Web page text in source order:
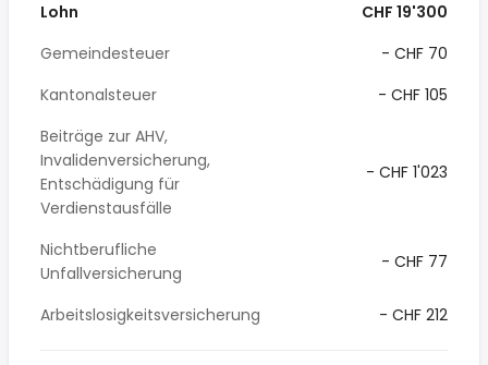
Lohn
CHF 19'300
Gemeindesteuer
- CHF 70
Kantonalsteuer
- CHF 105
Beiträge zur AHV,
Invalidenversicherung,
Entschädigung für
Verdienstausfälle
- CHF 1'023
Nichtberufliche
Unfallversicherung
- CHF 77
Arbeitslosigkeitsversicherung - CHF 212